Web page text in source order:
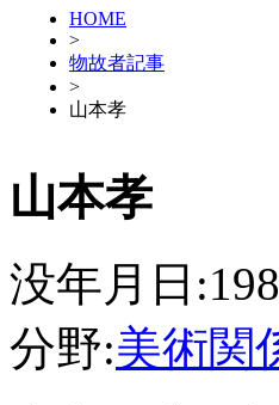
HOME
>
物故者記事
>
山本孝
山本孝
没年月日
分野:美術関